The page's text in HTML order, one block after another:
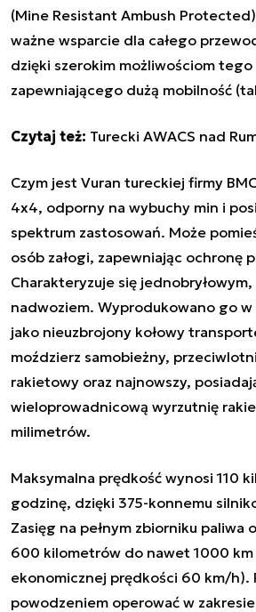
(Mine Resistant Ambush
ważne wsparcie dla całego
dzięki szerokim możliwościom tego
zapewniającego dużą mobilność
Czytaj też: Turecki AWACS nad
Czym jest Vuran tureckiej firmy
4x4, odporny na wybuchy min i
spektrum zastosowań. Może
osób załogi, zapewniając ochronę
Charakteryzuje się
nadwoziem. Wyprodukowano go
jako nieuzbrojony kołowy
moździerz samobieżny,
rakietowy oraz najnowszy,
wieloprowadnicową wyrzutnię
milimetrów.
Maksymalna prędkość wynosi 110
godzinę, dzięki 375-konnemu
Zasięg na pełnym zbiorniku paliwa
600 kilometrów do nawet 1000 km
ekonomicznej prędkości 60 km/h).
powodzeniem operować w